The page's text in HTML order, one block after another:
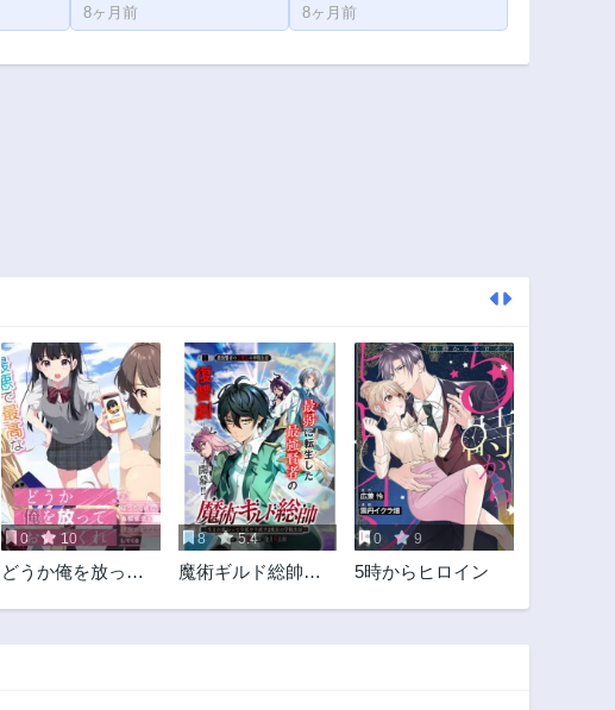
8ヶ月前 8ヶ月前
0 10
どうか俺を放って
高校生活を彼女が
8 5.4
魔術ギルド総帥～
学院生活～
0 9
5時からヒロイン